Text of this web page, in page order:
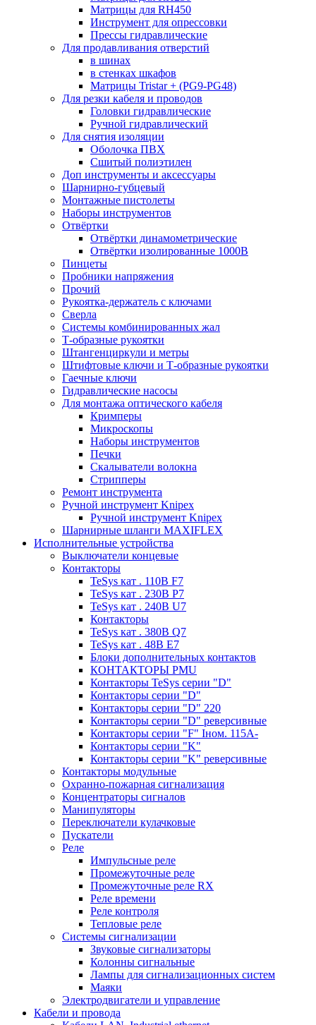
Матрицы для RH450
Инструмент для опрессовки
Прессы гидравлические
Для продавливания отверстий
в шинах
в стенках шкафов
Матрицы Tristar + (PG9-PG48)
Для резки кабеля и проводов
Головки гидравлические
Ручной гидравлический
Для снятия изоляции
Оболочка ПВХ
Сшитый полиэтилен
Доп инструменты и аксессуары
Шарнирно-губцевый
Монтажные пистолеты
Наборы инструментов
Отвёртки
Отвёртки динамометрические
Отвёртки изолированные 1000В
Пинцеты
Пробники напряжения
Прочий
Рукоятка-держатель с ключами
Сверла
Системы комбинированных жал
Т-образные рукоятки
Штангенциркули и метры
Штифтовые ключи и Т-образные рукоятки
Гаечные ключи
Гидравлические насосы
Для монтажа оптического кабеля
Кримперы
Микроскопы
Наборы инструментов
Печки
Скалыватели волокна
Стрипперы
Ремонт инструмента
Ручной инструмент Knipex
Ручной инструмент Knipex
Шарнирные шланги MAXIFLEX
Исполнительные устройства
Выключатели концевые
Контакторы
TeSys кат . 110В F7
TeSys кат . 230В P7
TeSys кат . 240В U7
Контакторы
TeSys кат . 380В Q7
TeSys кат . 48В E7
Блоки дополнительных контактов
КОНТАКТОРЫ PMU
Контакторы TeSys серии "D"
Контакторы серии "D"
Контакторы серии "D" 220
Контакторы серии "D" реверсивные
Контакторы серии "F" Iном. 115А-
Контакторы серии "K"
Контакторы серии "K" реверсивные
Контакторы модульные
Охранно-пожарная сигнализация
Концентраторы сигналов
Манипуляторы
Переключатели кулачковые
Пускатели
Реле
Импульсные реле
Промежуточные реле
Промежуточные реле RX
Реле времени
Реле контроля
Тепловые реле
Системы сигнализации
Звуковые сигнализаторы
Колонны сигнальные
Лампы для сигнализационных систем
Маяки
Электродвигатели и управление
Кабели и провода